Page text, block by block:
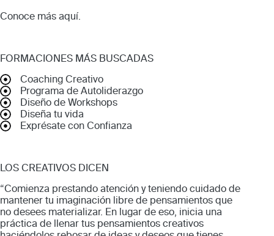
Conoce más aquí.
FORMACIONES MÁS BUSCADAS
Coaching Creativo
Programa de Autoliderazgo
Diseño de Workshops
Diseña tu vida
Exprésate con Confianza
LOS CREATIVOS DICEN
“Comienza prestando atención y teniendo cuidado de
mantener tu imaginación libre de pensamientos que
no desees materializar. En lugar de eso, inicia una
práctica de llenar tus pensamientos creativos